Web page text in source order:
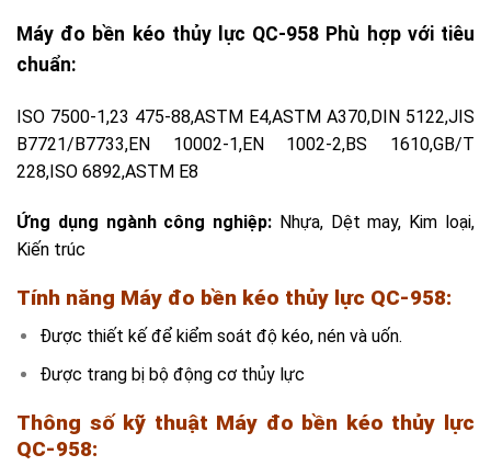
Máy đo bền kéo thủy lực QC-958 Phù hợp với tiêu
chuẩn:
ISO 7500-1,23 475-88,ASTM E4,ASTM A370,DIN 5122,JIS
B7721/B7733,EN 10002-1,EN 1002-2,BS 1610,GB/T
228,ISO 6892,ASTM E8
Ứng dụng ngành công nghiệp: Nhựa, Dệt may, Kim loại,
Kiến trúc
Tính năng Máy đo bền kéo thủy lực QC-958:
Được thiết kế để kiểm soát độ kéo, nén và uốn.
Được trang bị bộ động cơ thủy lực
Thông số kỹ thuật Máy đo bền kéo thủy lực
QC-958: